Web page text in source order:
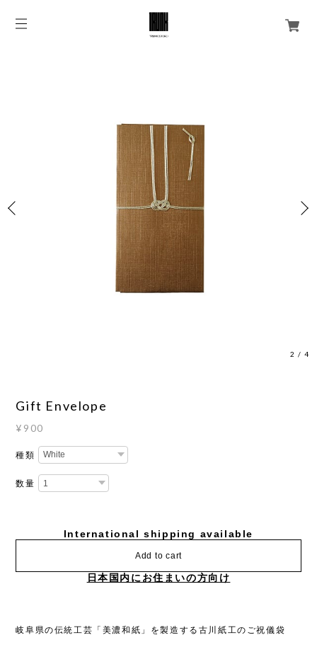
3 /4
Gift Envelope
¥900
種類
数量
International shipping available
Add to cart
日本国内にお住まいの方向け
岐阜県の伝統工芸「美濃和紙」を製造する古川紙工のご祝儀袋